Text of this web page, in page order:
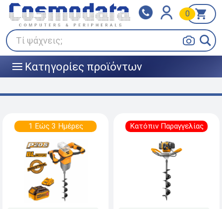
Τί ψάχνεις;
0
||| Κατηγορίες προϊόντων
Klarna
Πληρώστε σε 3
άτοκες δόσεις
BOX NOW
1 Εώς 3 Ημέρες Κατόπιν Παραγγελίας